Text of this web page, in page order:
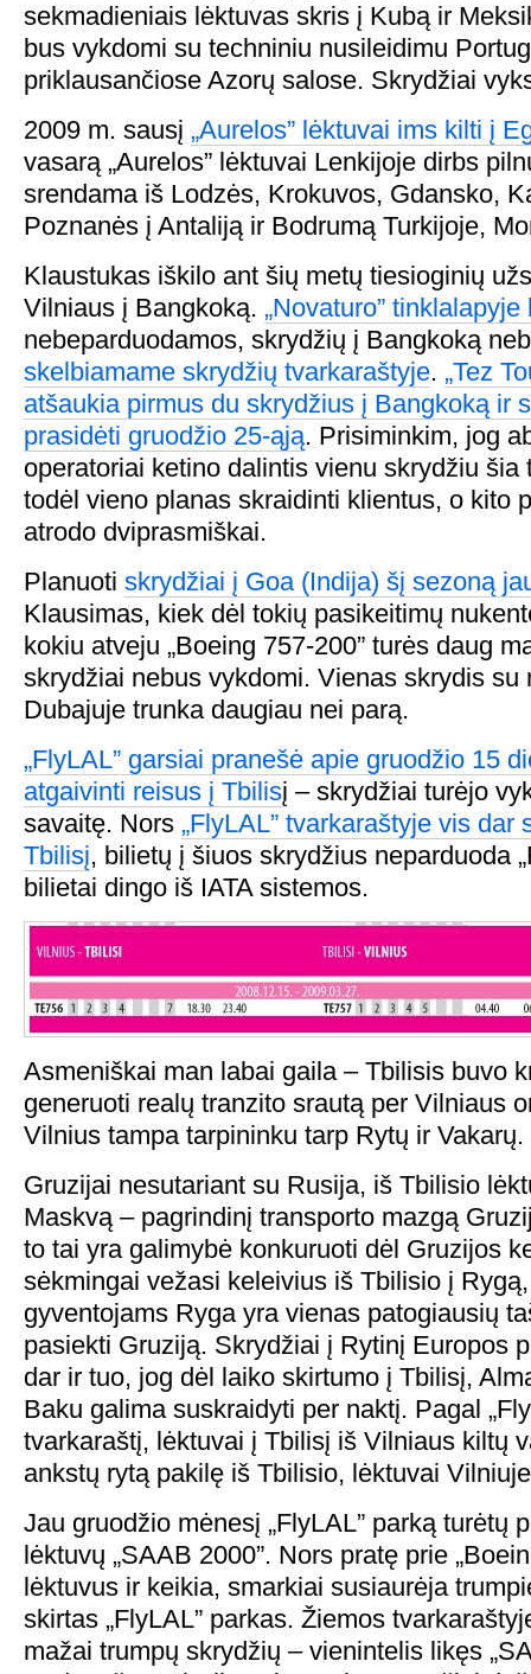
sekmadieniais lėktuvas skris į Kubą ir
bus vykdomi su techniniu nusileidimu
priklausančiose Azorų salose. Skrydžiai
2009 m. sausį „Aurelos” lėktuvai ims kilti į
vasarą „Aurelos” lėktuvai Lenkijoje dirbs
srendama iš Lodzės, Krokuvos, Gdansko,
Poznanės į Antaliją ir Bodrumą Turkijoje,
Klaustukas iškilo ant šių metų tiesioginių
Vilniaus į Bangkoką. „Novaturo”
nebeparduodamos, skrydžių į Bangkoką
skelbiamame skrydžių tvarkaraštyje. „Tez
atšaukia pirmus du skrydžius į Bangkoką ir
prasidėti gruodžio 25-ąją. Prisiminkim, jog
operatoriai ketino dalintis vienu skrydžiu šia
todėl vieno planas skraidinti klientus, o kito
atrodo dviprasmiškai.
Planuoti skrydžiai į Goa (Indija) šį sezoną
Klausimas, kiek dėl tokių pasikeitimų
kokiu atveju „Boeing 757-200” turės daug
skrydžiai nebus vykdomi. Vienas skrydis su
Dubajuje trunka daugiau nei parą.
„FlyLAL” garsiai pranešė apie gruodžio 15
atgaivinti reisus į Tbilisį – skrydžiai turėjo
savaitę. Nors „FlyLAL” tvarkaraštyje vis dar
Tbilisį, bilietų į šiuos skrydžius neparduoda
bilietai dingo iš IATA sistemos.
Asmeniškai man labai gaila – Tbilisis buvo
generuoti realų tranzito srautą per Vilniaus
Vilnius tampa tarpininku tarp Rytų ir Vakarų.
Gruzijai nesutariant su Rusija, iš Tbilisio
Maskvą – pagrindinį transporto mazgą
to tai yra galimybė konkuruoti dėl Gruzijos
sėkmingai vežasi keleivius iš Tbilisio į
gyventojams Ryga yra vienas patogiausių
pasiekti Gruziją. Skrydžiai į Rytinį Europos
dar ir tuo, jog dėl laiko skirtumo į Tbilisį,
Baku galima suskraidyti per naktį. Pagal
tvarkaraštį, lėktuvai į Tbilisį iš Vilniaus kiltų
ankstų rytą pakilę iš Tbilisio, lėktuvai
Jau gruodžio mėnesį „FlyLAL” parką turėtų
lėktuvų „SAAB 2000”. Nors pratę prie
lėktuvus ir keikia, smarkiai susiaurėja
skirtas „FlyLAL” parkas. Žiemos
mažai trumpų skrydžių – vienintelis likęs